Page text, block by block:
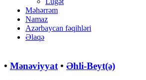
Məhərrəm
Namaz
Azərbaycan fəqihləri
Əlaqə
• Mənəviyyat • Əhli-Beyt(ə)